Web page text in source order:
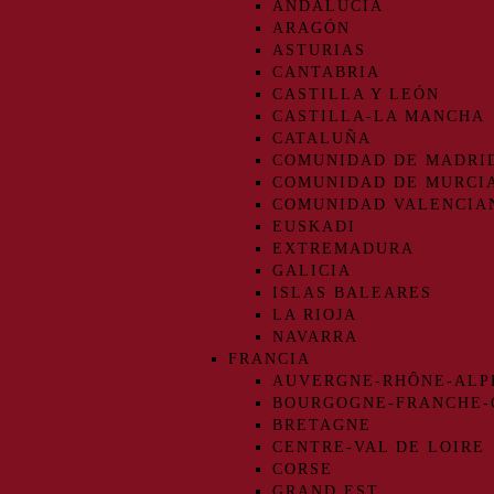
ANDALUCIA
ARAGÓN
ASTURIAS
CANTABRIA
CASTILLA Y LEÓN
CASTILLA-LA MANCHA
CATALUÑA
COMUNIDAD DE
COMUNIDAD DE
COMUNIDAD
EUSKADI
EXTREMADURA
GALICIA
ISLAS BALEARES
LA RIOJA
NAVARRA
FRANCIA
AUVERGNE-RHÔNE-
BOURGOGNE-FRANCHE-
BRETAGNE
CENTRE-VAL DE LOIRE
CORSE